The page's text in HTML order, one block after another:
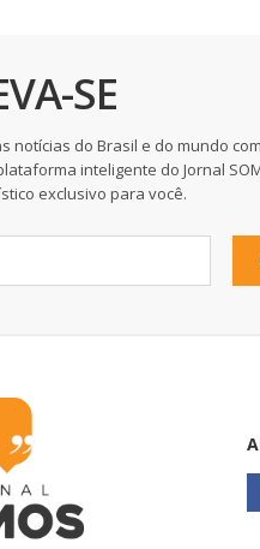
SE
notícias do Brasil e do mundo
inteligente do Jornal
exclusivo para você.